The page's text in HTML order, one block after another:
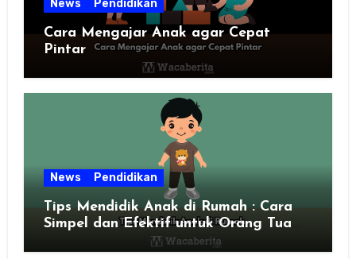
News Pendidikan
Cara Mengajar Anak agar Cepat
Pintar
News Pendidikan
Tips Mendidik Anak di Rumah : Cara
Simpel dan Efektif untuk Orang Tua
Zaman Sekarang